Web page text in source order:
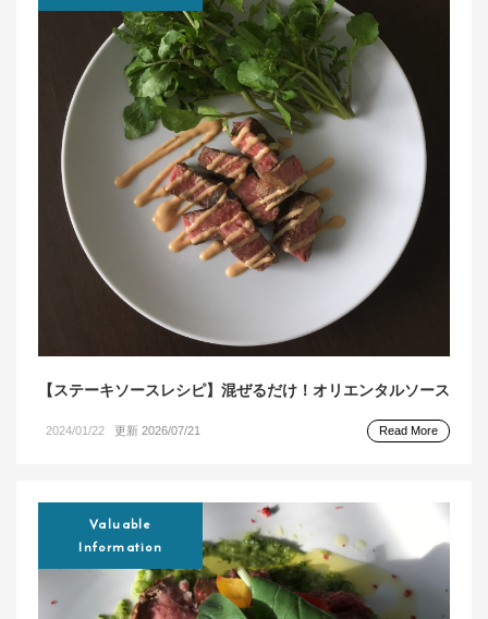
【ステーキソースレシピ】混ぜるだけ！オリエンタルソース
2024/01/22 更新 2026/07/21 Read More
Valuable
Information